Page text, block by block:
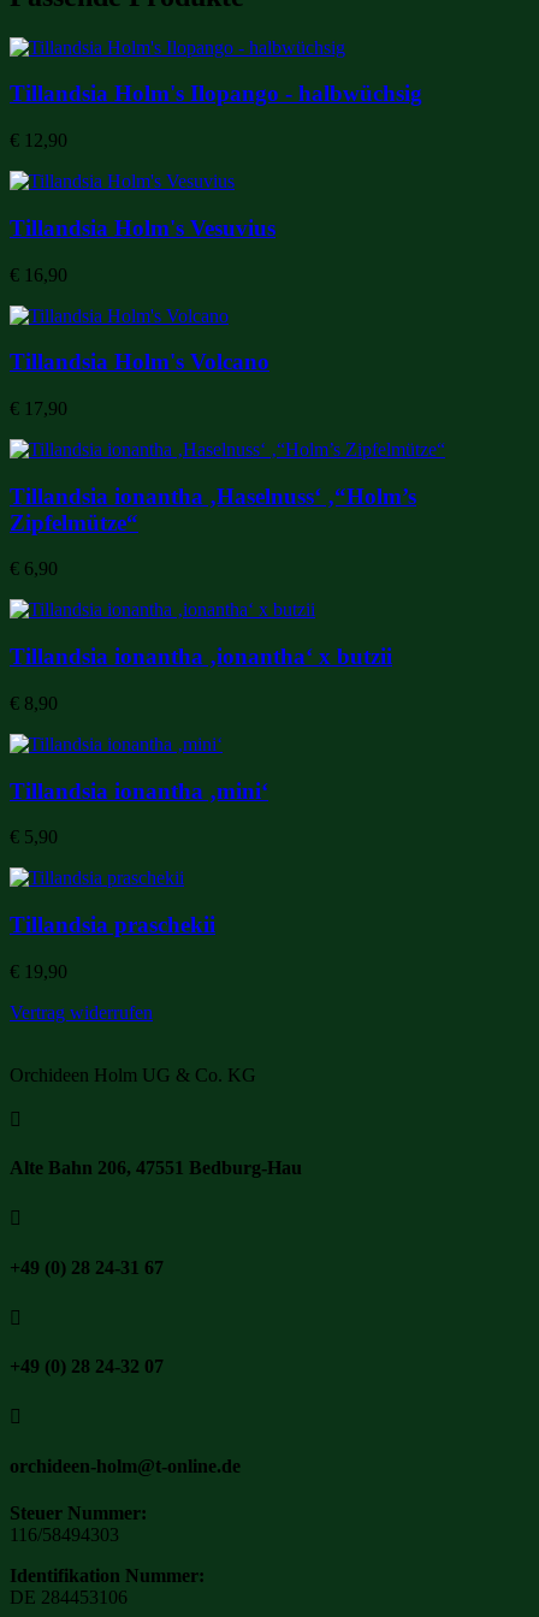
Tillandsia Holm's Ilopango - halbwüchsig
€ 12,90
Tillandsia Holm's Vesuvius
€ 16,90
Tillandsia Holm's Volcano
€ 17,90
Tillandsia ionantha ‚Haselnuss‘ ‚“Holm’s
Zipfelmütze“
€ 6,90
Tillandsia ionantha ‚ionantha‘ x butzii
€ 8,90
Tillandsia ionantha ‚mini‘
€ 5,90
Tillandsia praschekii
€ 19,90
Vertrag widerrufen
Orchideen Holm UG & Co. KG

Alte Bahn 206, 47551 Bedburg-Hau

+49 (0) 28 24-31 67

+49 (0) 28 24-32 07

orchideen-holm@t-online.de
Steuer Nummer:
116/58494303
Identifikation Nummer:
DE 284453106